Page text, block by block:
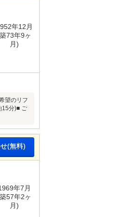
年12月
73年9ヶ
月)
望のリフ
15分)■ ご
(無料)
年7月
57年2ヶ
月)